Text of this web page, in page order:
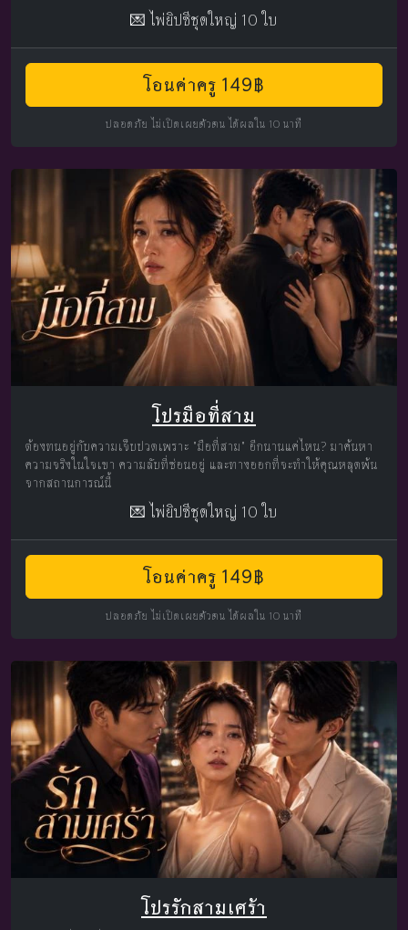
💌 ไพ่ยิปซีชุดใหญ่ 10 ใบ
โอนค่าครู 149฿
ปลอดภัย ไม่เปิดเผยตัวตน ได้ผลใน 10 นาที
โปรมือที่สาม
ต้องทนอยู่กับความเจ็บปวดเพราะ "มือที่สาม" อีกนานแค่ไหน? มาค้นหา
ความจริงในใจเขา ความลับที่ซ่อนอยู่ และทางออกที่จะทำให้คุณหลุดพ้น
จากสถานการณ์นี้
💌 ไพ่ยิปซีชุดใหญ่ 10 ใบ
โอนค่าครู 149฿
ปลอดภัย ไม่เปิดเผยตัวตน ได้ผลใน 10 นาที
โปรรักสามเศร้า